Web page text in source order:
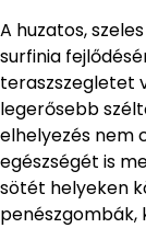
A huzatos,
surfinia
teraszszegletet
legerősebb
elhelyezés nem
egészségét is
sötét helyeken
penészgombák,